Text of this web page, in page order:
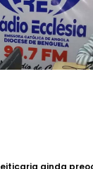
ainda